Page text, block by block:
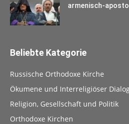
armenisch-
Beliebte Kategorie
Russische Orthodoxe Kirche
Ökumene und Interreligiöser
Religion, Gesellschaft und Politik
Orthodoxe Kirchen